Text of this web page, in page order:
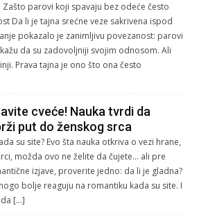
parovi koji spavaju bez odeće često
Da li je tajna srećne veze sakrivena ispod
pokazalo je zanimljivu povezanost: parovi
da su zadovoljniji svojim odnosom. Ali
Prava tajna je ono što ona često
cveće! Nauka tvrdi da
put do ženskog srca
su site? Evo šta nauka otkriva o vezi hrane,
možda ovo ne želite da čujete… ali pre
izjave, proverite jedno: da li je gladna?
bolje reaguju na romantiku kada su site. I
[…]